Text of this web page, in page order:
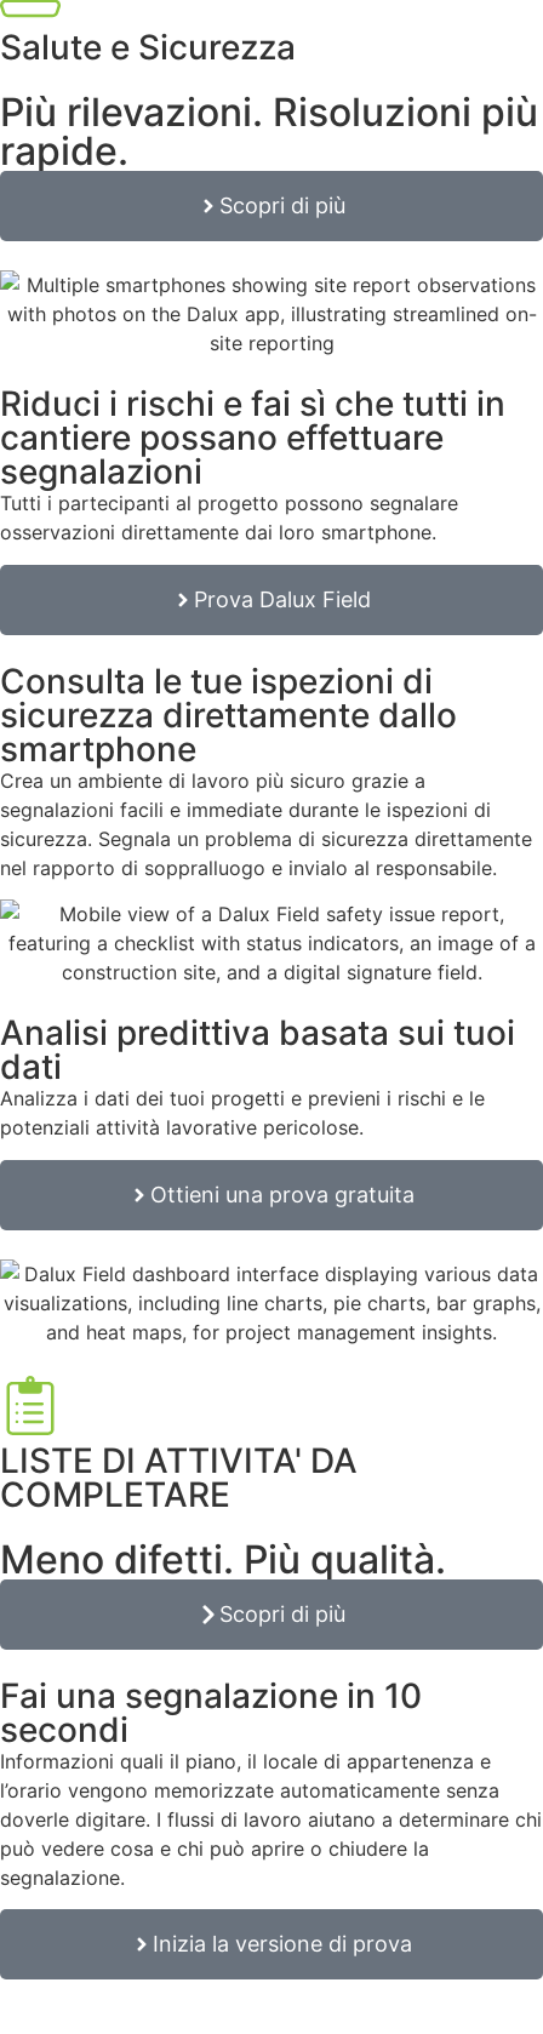
Salute e Sicurezza
Più rilevazioni. Risoluzioni più
rapide.
Scopri di più
Riduci i rischi e fai sì che tutti in
cantiere possano effettuare
segnalazioni
Tutti i partecipanti al progetto possono segnalare
osservazioni direttamente dai loro smartphone.
Prova Dalux Field
Consulta le tue ispezioni di
sicurezza direttamente dallo
smartphone
Crea un ambiente di lavoro più sicuro grazie a
segnalazioni facili e immediate durante le ispezioni di
sicurezza. Segnala un problema di sicurezza direttamente
nel rapporto di soppralluogo e invialo al responsabile.
Analisi predittiva basata sui tuoi
dati
Analizza i dati dei tuoi progetti e previeni i rischi e le
potenziali attività lavorative pericolose.
Ottieni una prova gratuita
LISTE DI ATTIVITA' DA
COMPLETARE
Meno difetti. Più qualità.
Scopri di più
Fai una segnalazione in 10
secondi
Informazioni quali il piano, il locale di appartenenza e
l’orario vengono memorizzate automaticamente senza
doverle digitare. I flussi di lavoro aiutano a determinare chi
può vedere cosa e chi può aprire o chiudere la
segnalazione.
Inizia la versione di prova